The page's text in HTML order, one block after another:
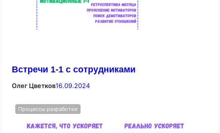
Встречи 1-1 с сотрудниками
Олег Цветков16.09.2024
Процессы разработки